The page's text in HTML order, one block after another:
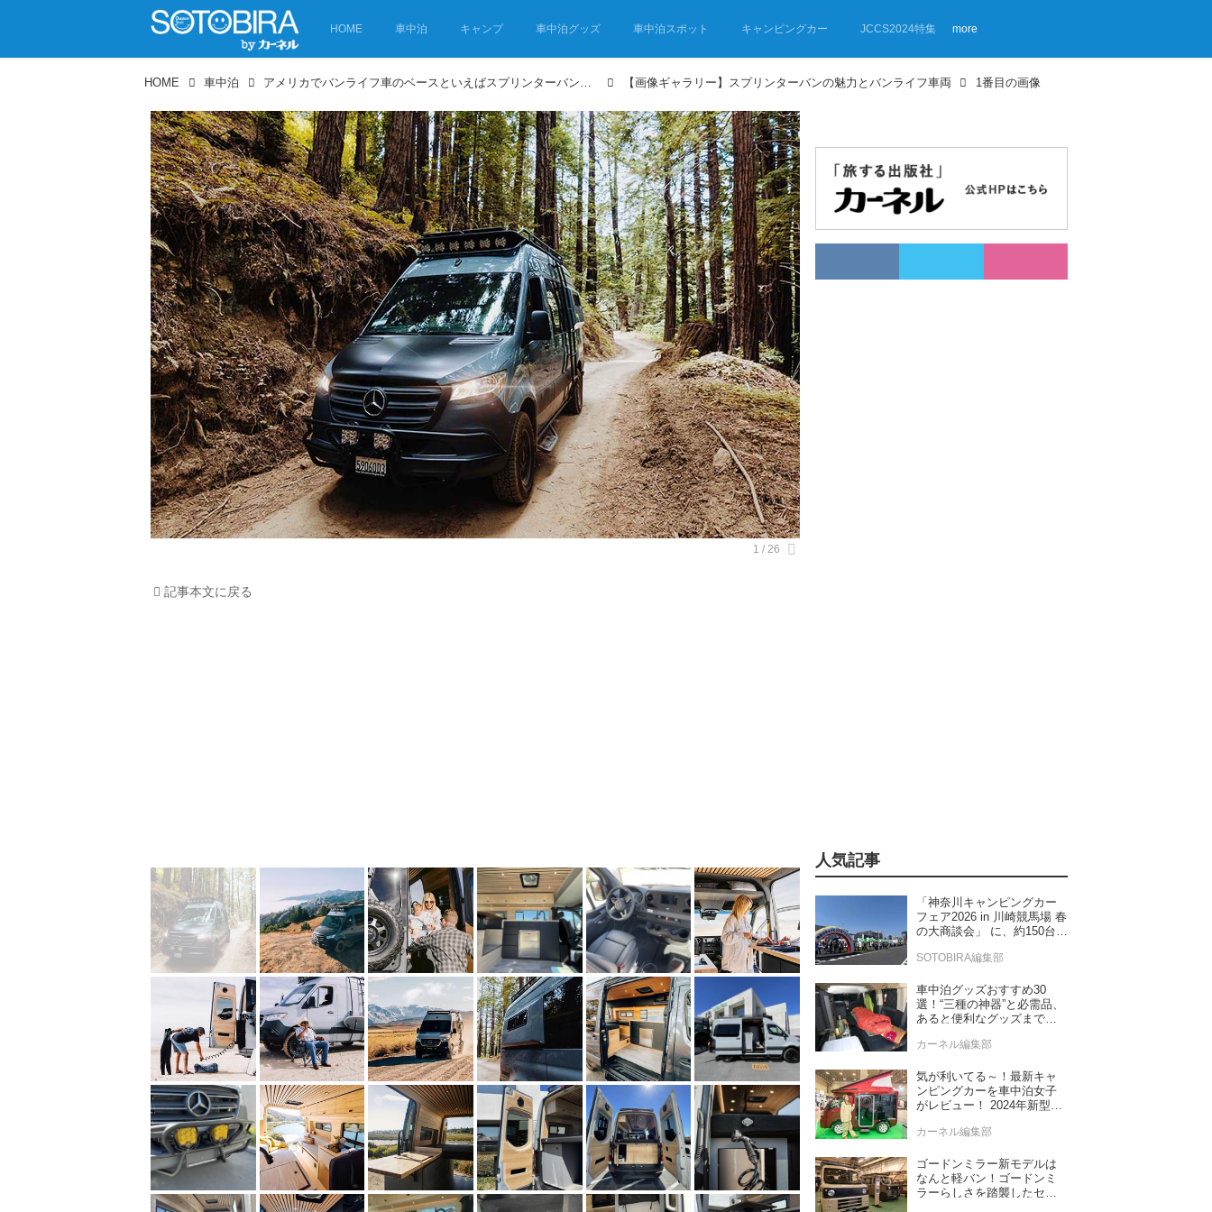
HOME 車中泊 キャンプ 車中泊グッズ 車中泊スポット キャンピングカー JCCS2024特集 more
HOME 車中泊 アメリカでバンライフ車のベースといえばスプリンターバン！ 現地カスタムビルダーのモデルが超快適仕様だった！ 【画像ギャラリー】スプリンターバンの魅力とバンライフ車両 1番目の画像
記事本文に戻る
人気記事
「神奈川キャンピングカー
フェア2026 in 川崎競馬場 春
の大商談会」 に、約150台の
SOTOBIRA編集部
車中泊グッズおすすめ30
選！“三種の神器”と必需品、
あると便利なグッズまで車
カーネル編集部
気が利いてる～！最新キャ
ンピングカーを車中泊女子
がレビュー！ 2024年新型モ
カーネル編集部
ゴードンミラー新モデルは
なんと軽バン！ゴードンミ
ラーらしさを踏襲したセン